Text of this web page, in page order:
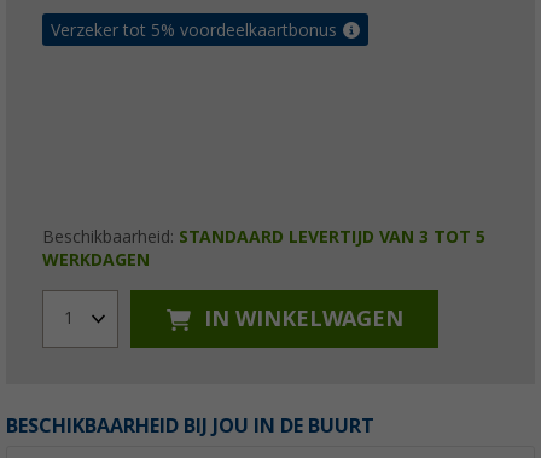
Verzeker tot 5% voordeelkaartbonus
Beschikbaarheid: STANDAARD LEVERTIJD VAN 3 TOT 5
WERKDAGEN
1 IN WINKELWAGEN
BESCHIKBAARHEID BIJ JOU IN DE BUURT